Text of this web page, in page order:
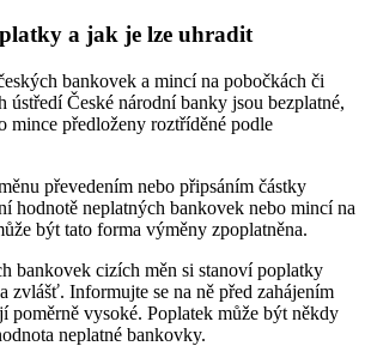
a jak je lze uhradit
bankovek a mincí na pobočkách či
ústředí České národní banky jsou bezplatné,
mince předloženy roztříděné podle
převedením nebo připsáním částky
hodnotě neplatných bankovek nebo mincí na
být tato forma výměny zpoplatněna.
bankovek cizích měn si stanoví poplatky
zvlášť. Informujte se na ně před zahájením
poměrně vysoké. Poplatek může být někdy
neplatné bankovky.